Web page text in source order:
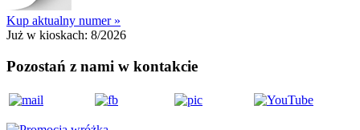
Kup aktualny numer »
Już w kioskach: 8/2026
Pozostań z nami w kontakcie